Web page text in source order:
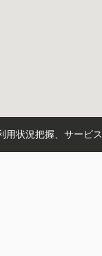
用状況把握、サービ